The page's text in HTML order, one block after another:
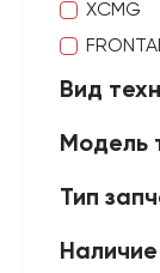
XCMG
Вид
Модель
Тип
Наличие